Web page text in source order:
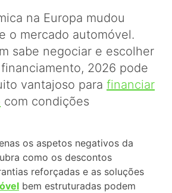
na Europa mudou
o mercado automóvel.
sabe negociar e escolher
2026 pode
vantajoso para financiar
com condições
os aspetos negativos da
como os descontos
reforçadas e as soluções
bem estruturadas podem